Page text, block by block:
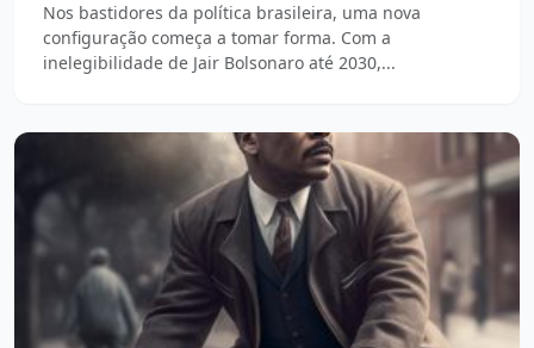
Nos bastidores da política brasileira, uma nova
configuração começa a tomar forma. Com a
inelegibilidade de Jair Bolsonaro até 2030,...